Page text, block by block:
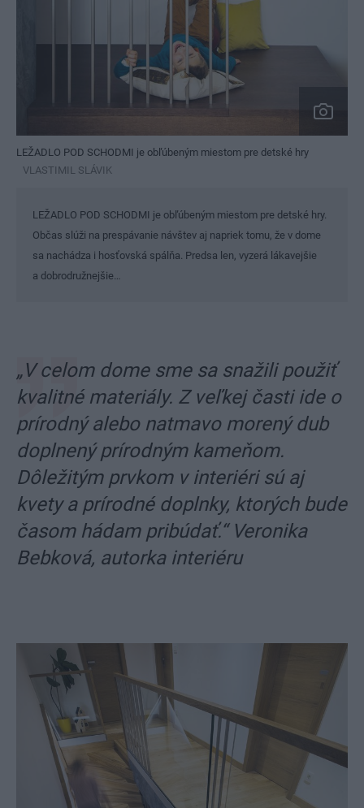
LEŽADLO POD SCHODMI je obľúbeným miestom pre detské hry
VLASTIMIL SLÁVIK
LEŽADLO POD SCHODMI je obľúbeným miestom pre detské hry.
Občas slúži na prespávanie návštev aj napriek tomu, že v dome
sa nachádza i hosťovská spálňa. Predsa len, vyzerá lákavejšie
a dobrodružnejšie…
​„V celom dome sme sa snažili použiť
kvalitné materiály. Z veľkej časti ide o
prírodný alebo natmavo morený dub
doplnený prírodným kameňom.
Dôležitým prvkom v interiéri sú aj
kvety a prírodné doplnky, ktorých bude
časom hádam pribúdať.“ Veronika
Bebková, autorka interiéru